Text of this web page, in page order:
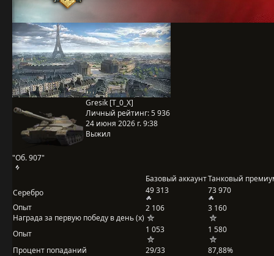
"Об. 907"
Gresik [T_0_X]
Личный рейтинг:5 936
24 июня 2026 г. 9:38
Выжил
Базовый аккаунтТанковый
Серебро
49 313
73 970
Опыт
Награда за первую победу в день (x)
2 106 3 160
Опыт 1 053
1 580
Процент попаданий
29/33 87,88%